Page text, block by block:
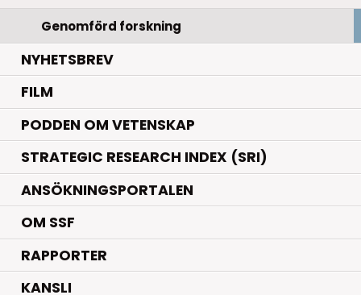
Genomförd forskning
NYHETSBREV
FILM
PODDEN OM VETENSKAP
STRATEGIC RESEARCH INDEX (SRI)
ANSÖKNINGSPORTALEN
OM SSF
RAPPORTER
KANSLI